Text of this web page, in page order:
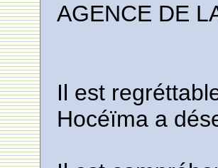
AGENCE DE
Il est
Hocéïma a